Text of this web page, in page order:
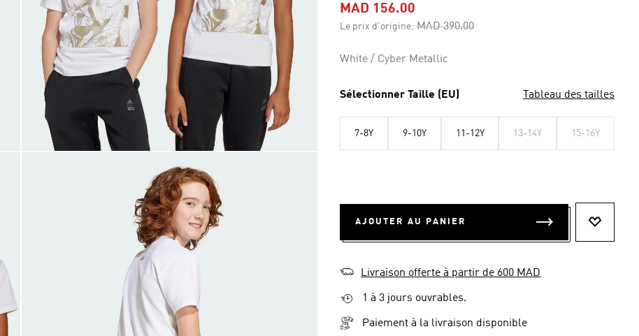
MAD 156.00
Le prix d'origine: Price reduced from
MAD 390.00to
White / Cyber Metallic
Sélectionner Taille (EU) Tableau des tailles
7-8Y 9-10Y 11-12Y 13-14Y 15-16Y
AJOUTER AU PANIER
Livraison offerte à partir de 600 MAD
1 à 3 jours ouvrables.
Paiement à la livraison disponible